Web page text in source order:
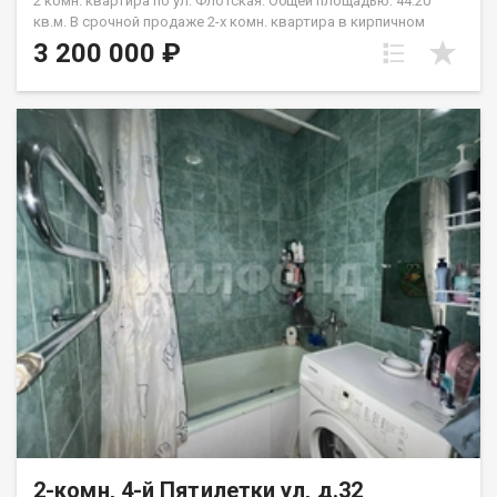
кв.м. В срочной продаже 2-х комн. квартира в кирпичном
пятиэтажном доме на комфортном третьем этаже в
Калининском районе микрорайона Пашино. Это
пятиэтажных домов! Квартира очень уютная и светлая, с
современными интерьерными решениями. Балкон остеклен.
Зимой в квартире тепло. Окна на две стороны, Двор очень
зеленый, много цветов и насаждений. Во дворе всегда есть
где припарковаться. В непосредственной близости от дома
находятся образовательные учреждения, включая школы и
детские сады, что делает это место подходящим для семей с
детьми. Соседи приятные доброжелательные люди.
Подходит под все виды расчета, без обременений. Два
взрослых собственника. Поможем с получением ипотеки.
Рядом с объектом находятся:1 детский сад,2 продуктовых
магазина. Возможен обмен на вашу недвижимость. Возможна
продажа в рассрочку. При звонке, пожалуйста, сообщите
номер варианта - JV002054180706.
3 200 000 ₽
2-комн, 4-й Пятилетки ул, д.32